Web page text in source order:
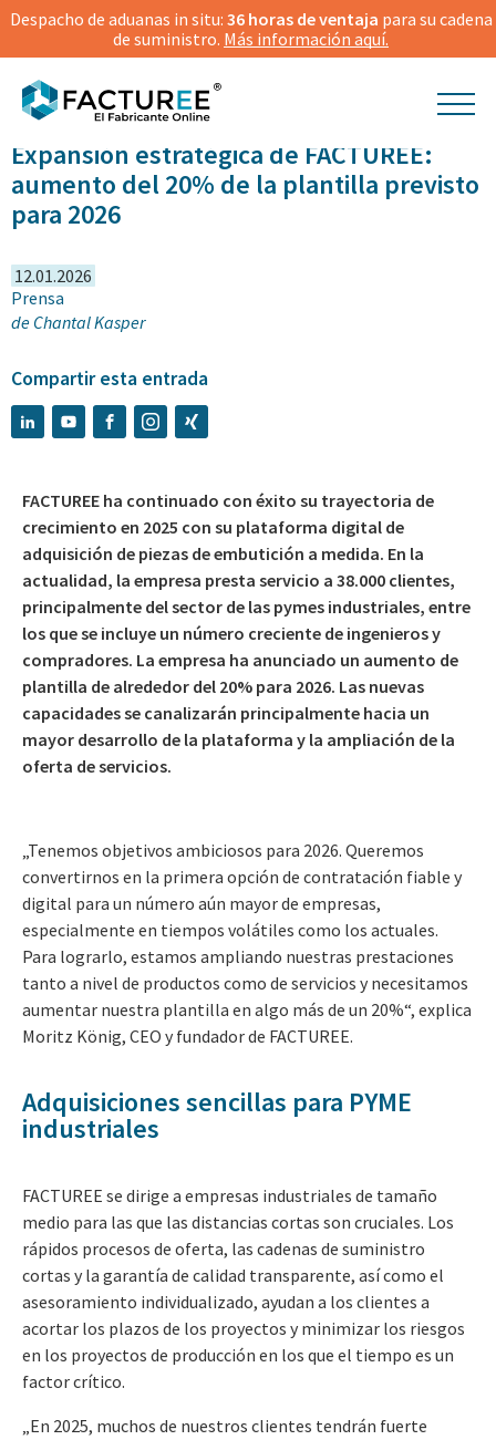
Despacho de aduanas in situ: 36 horas de ventaja para su cadena
de suministro. Más información aquí.
Expansión estratégica de FACTUREE:
aumento del 20% de la plantilla previsto
para 2026
12.01.2026
Prensa
de Chantal Kasper
Compartir esta entrada
FACTUREE ha continuado con éxito su trayectoria de
crecimiento en 2025 con su plataforma digital de
adquisición de piezas de embutición a medida. En la
actualidad, la empresa presta servicio a 38.000 clientes,
principalmente del sector de las pymes industriales, entre
los que se incluye un número creciente de ingenieros y
compradores. La empresa ha anunciado un aumento de
plantilla de alrededor del 20% para 2026. Las nuevas
capacidades se canalizarán principalmente hacia un
mayor desarrollo de la plataforma y la ampliación de la
oferta de servicios.
„Tenemos objetivos ambiciosos para 2026. Queremos
convertirnos en la primera opción de contratación fiable y
digital para un número aún mayor de empresas,
especialmente en tiempos volátiles como los actuales.
Para lograrlo, estamos ampliando nuestras prestaciones
tanto a nivel de productos como de servicios y necesitamos
aumentar nuestra plantilla en algo más de un 20%“, explica
Moritz König, CEO y fundador de FACTUREE.
Adquisiciones sencillas para PYME
industriales
FACTUREE se dirige a empresas industriales de tamaño
medio para las que las distancias cortas son cruciales. Los
rápidos procesos de oferta, las cadenas de suministro
cortas y la garantía de calidad transparente, así como el
asesoramiento individualizado, ayudan a los clientes a
acortar los plazos de los proyectos y minimizar los riesgos
en los proyectos de producción en los que el tiempo es un
factor crítico.
„En 2025, muchos de nuestros clientes tendrán fuerte